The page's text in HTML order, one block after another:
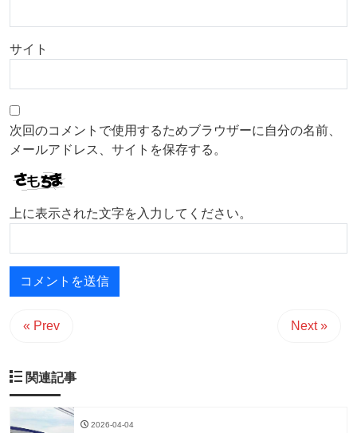
サイト
次回のコメントで使用するためブラウザーに自分の名前、
メールアドレス、サイトを保存する。
上に表示された文字を入力してください。
« Prev Next »
関連記事
2026-04-04